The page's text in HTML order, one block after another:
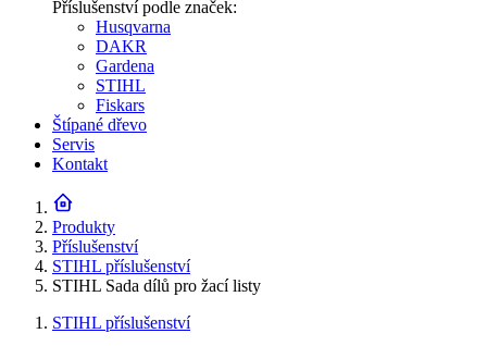
Příslušenství podle značek:
Husqvarna
DAKR
Gardena
STIHL
Fiskars
Štípané dřevo
Servis
Kontakt
Produkty
Příslušenství
STIHL příslušenství
STIHL Sada dílů pro žací listy
STIHL příslušenství